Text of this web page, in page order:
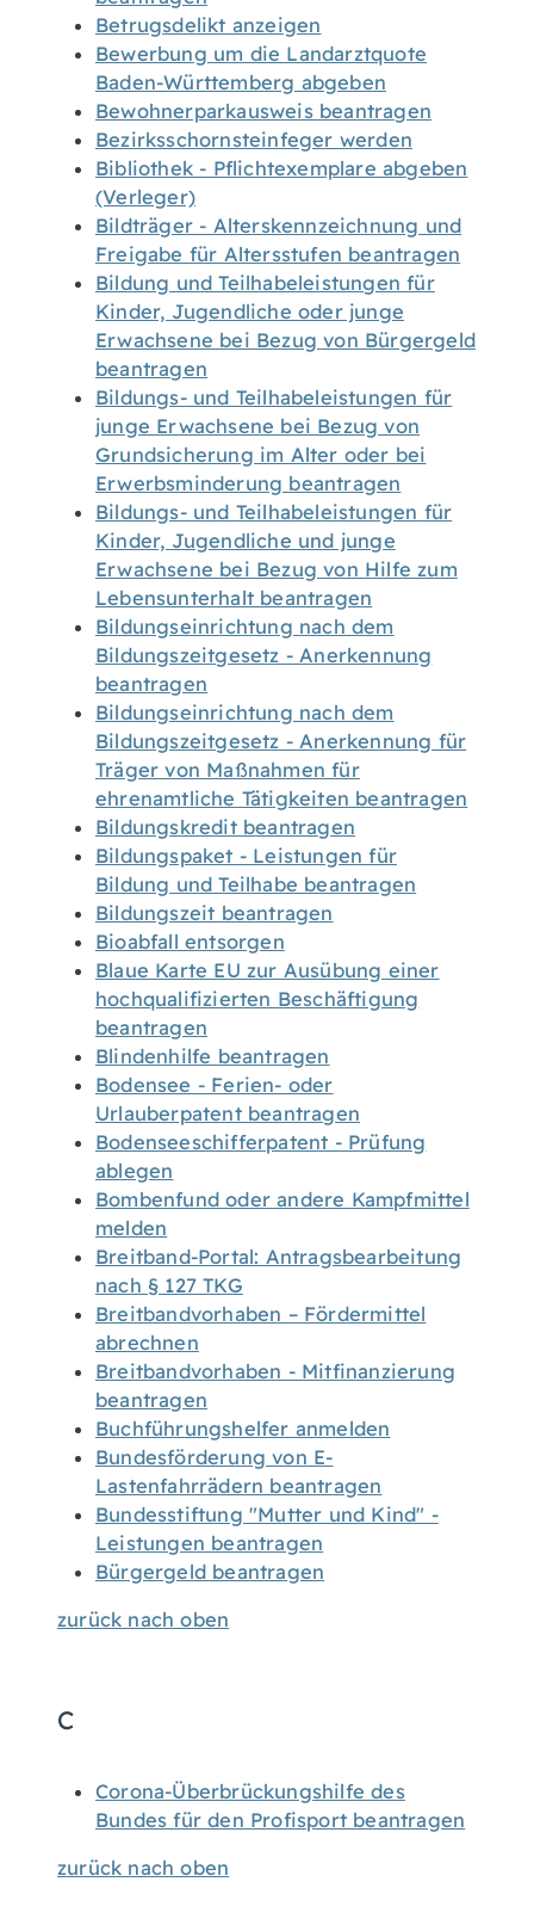
Betrugsdelikt anzeigen
Bewerbung um die Landarztquote
Baden-Württemberg abgeben
Bewohnerparkausweis beantragen
Bezirksschornsteinfeger werden
Bibliothek - Pflichtexemplare abgeben
(Verleger)
Bildträger - Alterskennzeichnung und
Freigabe für Altersstufen beantragen
Bildung und Teilhabeleistungen für
Kinder, Jugendliche oder junge
Erwachsene bei Bezug von Bürgergeld
beantragen
Bildungs- und Teilhabeleistungen für
junge Erwachsene bei Bezug von
Grundsicherung im Alter oder bei
Erwerbsminderung beantragen
Bildungs- und Teilhabeleistungen für
Kinder, Jugendliche und junge
Erwachsene bei Bezug von Hilfe zum
Lebensunterhalt beantragen
Bildungseinrichtung nach dem
Bildungszeitgesetz - Anerkennung
beantragen
Bildungseinrichtung nach dem
Bildungszeitgesetz - Anerkennung für
Träger von Maßnahmen für
ehrenamtliche Tätigkeiten beantragen
Bildungskredit beantragen
Bildungspaket - Leistungen für
Bildung und Teilhabe beantragen
Bildungszeit beantragen
Bioabfall entsorgen
Blaue Karte EU zur Ausübung einer
hochqualifizierten Beschäftigung
beantragen
Blindenhilfe beantragen
Bodensee - Ferien- oder
Urlauberpatent beantragen
Bodenseeschifferpatent - Prüfung
ablegen
Bombenfund oder andere Kampfmittel
melden
Breitband-Portal: Antragsbearbeitung
nach § 127 TKG
Breitbandvorhaben – Fördermittel
abrechnen
Breitbandvorhaben - Mitfinanzierung
beantragen
Buchführungshelfer anmelden
Bundesförderung von E-
Lastenfahrrädern beantragen
Bundesstiftung "Mutter und Kind" -
Leistungen beantragen
Bürgergeld beantragen
zurück nach oben
C
Corona-Überbrückungshilfe des
Bundes für den Profisport beantragen
zurück nach oben